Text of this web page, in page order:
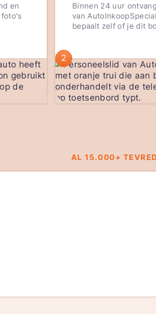
en
Binnen 24 uur
van
bepaalt zelf of je dit
2
AL 15.000+